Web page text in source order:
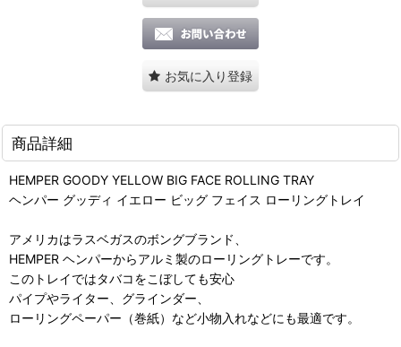
お気に入り登録
商品詳細
HEMPER GOODY YELLOW BIG FACE ROLLING TRAY
ヘンパー グッディ イエロー ビッグ フェイス ローリングトレイ
アメリカはラスベガスのボングブランド、
HEMPER ヘンパーからアルミ製のローリングトレーです。
このトレイではタバコをこぼしても安心
パイプやライター、グラインダー、
ローリングペーパー（巻紙）など小物入れなどにも最適です。